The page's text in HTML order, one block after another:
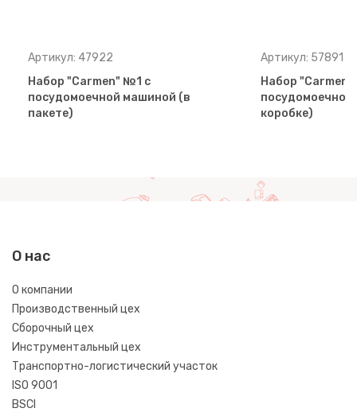
Артикул: 47922
Набор "Carmen" №1 с
посудомоечной машиной (в
пакете)
Артикул: 57891
Набор
коробке)
О нас
О компании
Производственный цех
Сборочный цех
Инструментальный цех
Транспортно-логистический участок
ISO 9001
BSCI